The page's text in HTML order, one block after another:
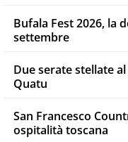
Bufala Fest 2026, la
settembre
Due serate stellate
Quatu
San Francesco
ospitalità toscana